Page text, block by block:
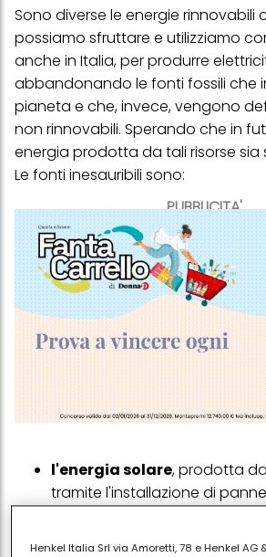
PUBBLICITA'
Sono diverse le energie rinnovabili
possiamo sfruttare e utilizziamo
anche in Italia, per produrre
abbandonando le fonti fossili che
pianeta e che, invece, vengono
non rinnovabili. Sperando che in
energia prodotta da tali risorse sia
Le fonti inesauribili sono:
l'energia solare, prodotta
tramite l'installazione di
Henkel Italia Srl via Amoretti, 78 e Henkel AG